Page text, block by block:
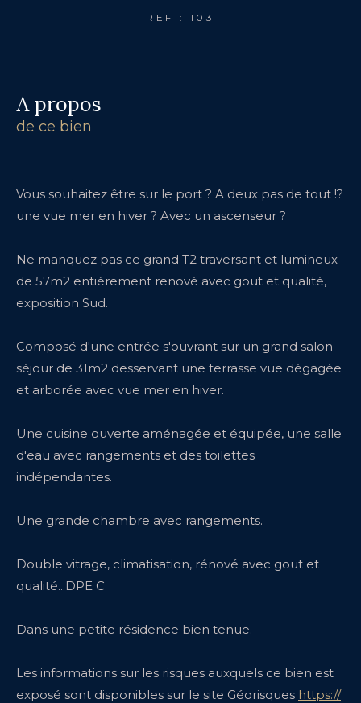
REF : 103
a propos
de ce bien
Vous souhaitez être sur le port ? A deux pas de tout !?
une vue mer en hiver ? Avec un ascenseur ?
Ne manquez pas ce grand T2 traversant et lumineux
de 57m2 entièrement renové avec gout et qualité,
exposition Sud.
Composé d'une entrée s'ouvrant sur un grand salon
séjour de 31m2 desservant une terrasse vue dégagée
et arborée avec vue mer en hiver.
Une cuisine ouverte aménagée et équipée, une salle
d'eau avec rangements et des toilettes
indépendantes.
Une grande chambre avec rangements.
Double vitrage, climatisation, rénové avec gout et
qualité...DPE C
Dans une petite résidence bien tenue.
Les informations sur les risques auxquels ce bien est
exposé sont disponibles sur le site Géorisques https://